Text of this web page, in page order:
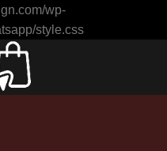
wp-
style.cssSaltar